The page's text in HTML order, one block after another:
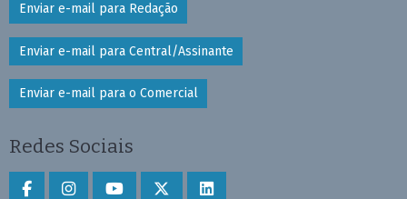
Enviar e-mail para Redação
Enviar e-mail para Central/Assinante
Enviar e-mail para o Comercial
Redes Sociais